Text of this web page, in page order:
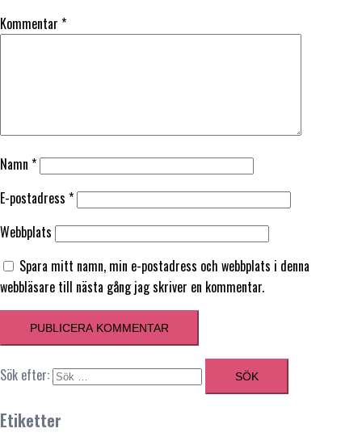
Kommentar *
Namn *
E-postadress *
Webbplats
Spara mitt namn, min e-postadress och webbplats i denna
webbläsare till nästa gång jag skriver en kommentar.
Sök efter:
Etiketter